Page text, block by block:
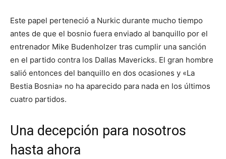
Este papel perteneció a Nurkic durante mucho tiempo
antes de que el bosnio fuera enviado al banquillo por el
entrenador Mike Budenholzer tras cumplir una sanción
en el partido contra los Dallas Mavericks. El gran hombre
salió entonces del banquillo en dos ocasiones y «La
Bestia Bosnia» no ha aparecido para nada en los últimos
cuatro partidos.
Una decepción para nosotros
hasta ahora